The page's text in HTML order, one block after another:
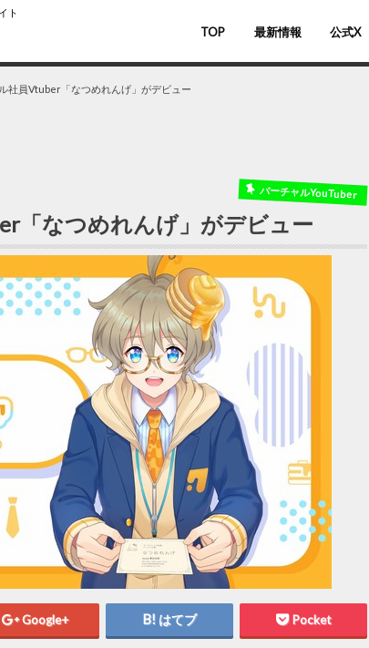
ト
TOP 最新情報 公式X
社員Vtuber「なつめれんげ」がデビュー
バーチャルYouTuber
「なつめれんげ」がデビュー
Google+ はてブ Pocket